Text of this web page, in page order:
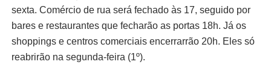
sexta. Comércio de rua será fechado às 17, seguido por
bares e restaurantes que fecharão as portas 18h. Já os
shoppings e centros comerciais encerrarrão 20h. Eles só
reabrirão na segunda-feira (1º).